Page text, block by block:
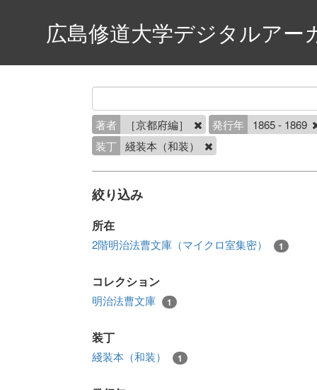
広島修道大学デジタルアー
著者 ［京都府編］ 発行年
1865 - 1869
装丁 綫装本（和装）
絞り込み
所在
2階明治法曹文庫（マイクロ室集密） 1
コレクション
明治法曹文庫 1
装丁
綫装本（和装） 1